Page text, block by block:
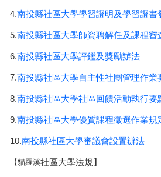
4.南投縣社區大學學習證明及學習證書
5.南投縣社區大學師資聘解任及課程審
6.南投縣社區大學評鑑及獎勵辦法
7.南投縣社區大學自主性社團管理作業
8.南投縣社區大學社區回饋活動執行要
9.南投縣社區大學優質課程徵選作業規
10.南投縣社區大學審議會設置辦法
【貓羅溪社區大學法規 】